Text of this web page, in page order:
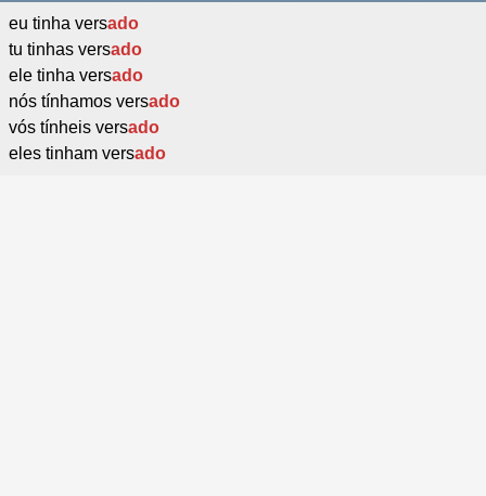
eu tinha versado
tu tinhas versado
ele tinha versado
nós tínhamos versado
vós tínheis versado
eles tinham versado